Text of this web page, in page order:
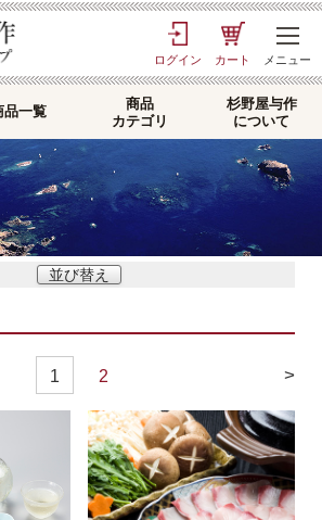
ログイン カート メニュー
品一覧
商品
カテゴリ
杉野屋与作
について
並び替え
>
1 2